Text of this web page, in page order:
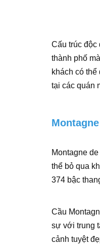
Cấu trúc độc
thành phố
khách có
tại các quán
Montagne
thể bỏ qua
374 bậc
Cầu
sự với trung
cảnh tuyệt